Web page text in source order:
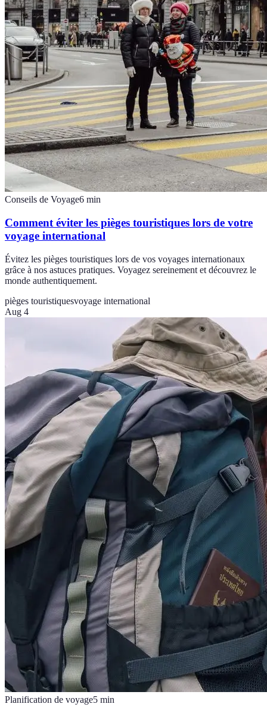
Conseils de Voyage6 min
Comment éviter les pièges touristiques lors de votre
voyage international
Évitez les pièges touristiques lors de vos voyages internationaux
grâce à nos astuces pratiques. Voyagez sereinement et découvrez le
monde authentiquement.
pièges touristiquesvoyage international
Aug 4
Planification de voyage5 min